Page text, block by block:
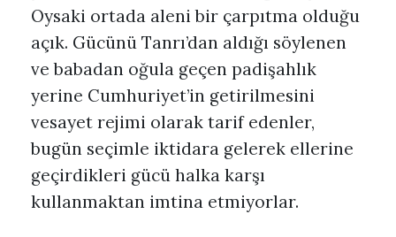
Oysaki ortada aleni bir çarpıtma olduğu
açık. Gücünü Tanrı’dan aldığı söylenen
ve babadan oğula geçen padişahlık
yerine Cumhuriyet’in getirilmesini
vesayet rejimi olarak tarif edenler,
bugün seçimle iktidara gelerek ellerine
geçirdikleri gücü halka karşı
kullanmaktan imtina etmiyorlar.